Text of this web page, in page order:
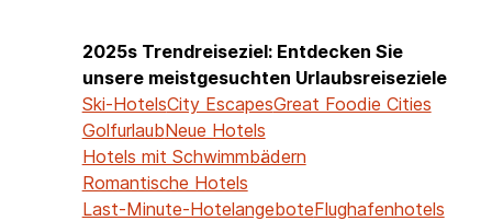
2025s Trendreiseziel: Entdecken Sie
unsere meistgesuchten Urlaubsreiseziele
Ski-HotelsCity EscapesGreat Foodie Cities
GolfurlaubNeue Hotels
Hotels mit Schwimmbädern
Romantische Hotels
Last-Minute-HotelangeboteFlughafenhotels